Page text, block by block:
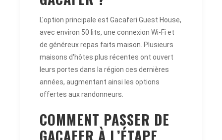
L'option principale est Gacaferi Guest House,
avec environ 50 lits, une connexion Wi-Fi et
de généreux repas faits maison. Plusieurs
maisons d'hôtes plus récentes ont ouvert
leurs portes dans la région ces dernières
années, augmentant ainsi les options
offertes aux randonneurs.
COMMENT PASSER DE
GACAFER À L’ÉTAPE